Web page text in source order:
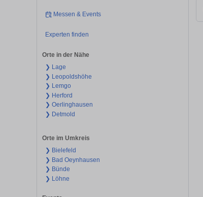
Messen & Events
Experten finden
Orte in der Nähe
❯ Lage
❯ Leopoldshöhe
❯ Lemgo
❯ Herford
❯ Oerlinghausen
❯ Detmold
Orte im Umkreis
❯ Bielefeld
❯ Bad Oeynhausen
❯ Bünde
❯ Löhne